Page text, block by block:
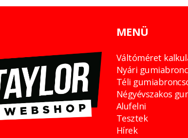
MENÜ
Váltóméret
Nyári
Téli
Négyévszakos
Alufelni
Tesztek
Hírek